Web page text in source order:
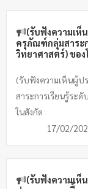
(รับฟังความเห็
ครุภัณฑ์กลุ่มสาระ
วิทยาศาสตร์) ของ
(รับฟังความเห็นผู้ป
สาระการเรียนรู้ระ
ในสังกัด
17/02/
(รับฟังความเห็